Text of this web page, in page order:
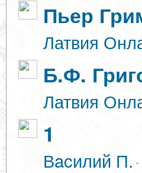
Пьер
Латвия
Б.Ф.
Латвия
1
Вacилий П.·